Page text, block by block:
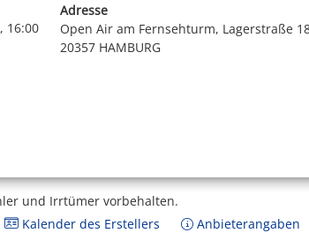
16:00
Adresse
Open Air am Fernsehturm, Lagerstraße
20357 HAMBURG
und Irrtümer vorbehalten.
Kalender des Erstellers Anbieterangaben